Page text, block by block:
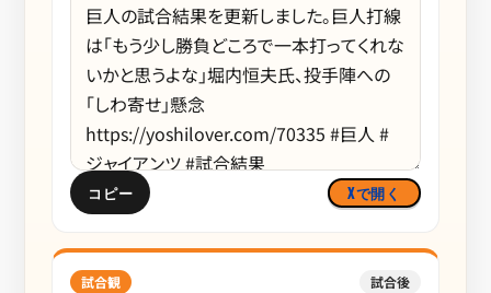
コピー Xで開く
試合観 試合後